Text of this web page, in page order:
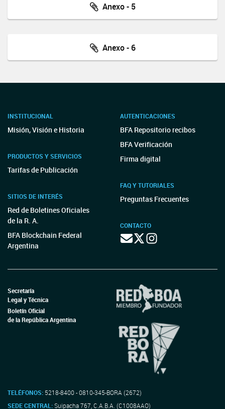
Anexo - 5
Anexo - 6
INSTITUCIONAL
Misión, Visión e Historia
PRODUCTOS Y SERVICIOS
Tarifas de Publicación
SITIOS DE INTERÉS
Red de Boletines Oficiales
de la R. A.
BFA Blockchain Federal
Argentina
AUTENTICACIONES
BFA Repositorio recibos
BFA Verificación
Firma digital
FAQ Y TUTORIALES
Preguntas Frecuentes
CONTACTO
Secretaría
Legal y Técnica
Boletín Oficial
de la República Argentina
TELÉFONOS: 5218-8400 - 0810-345-BORA (2672)
SEDE CENTRAL:Suipacha 767, C.A.B.A. (C1008AAO)